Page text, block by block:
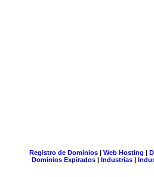
Registro de Dominios| Web Hosting |
Dominios Expirados | Industrias |